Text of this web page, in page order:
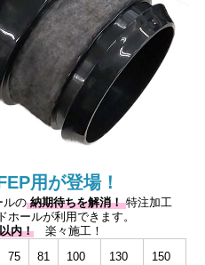
用が登場！
ルの納期待ちを解消！特注加工
ホールが利用できます。
内！楽々施工！
75 81 100 130 150